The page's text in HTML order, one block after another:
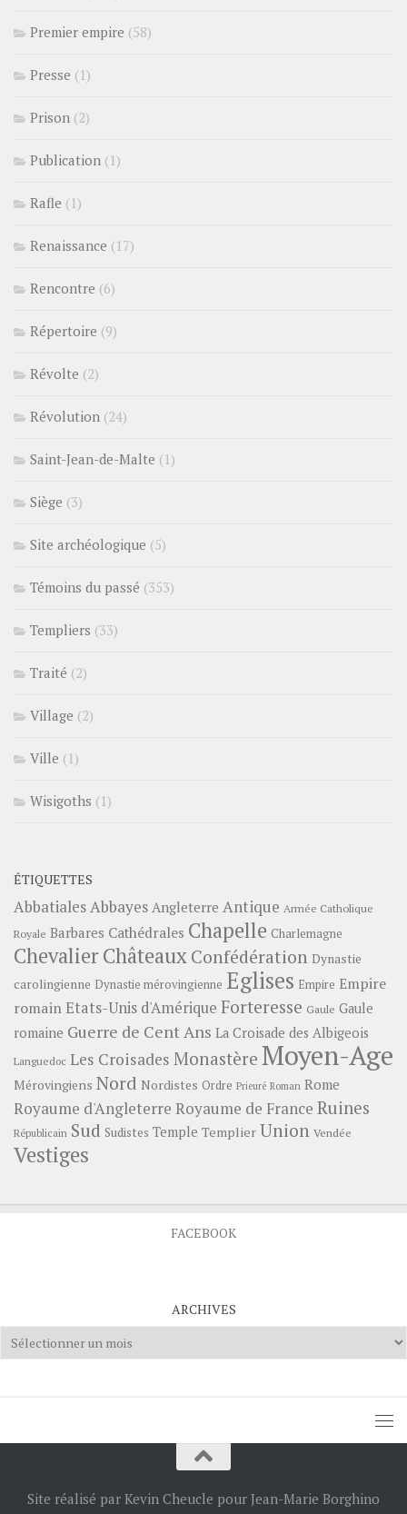
Premier empire (58)
Presse (1)
Prison (2)
Publication (1)
Rafle (1)
Renaissance (17)
Rencontre (6)
Répertoire (9)
Révolte (2)
Révolution (24)
Saint-Jean-de-Malte (1)
Siège (3)
Site archéologique (5)
Témoins du passé (353)
Templiers (33)
Traité (2)
Village (2)
Ville (1)
Wisigoths (1)
ÉTIQUETTES
AbbatialesAbbayes Angleterre Antique Armée Catholique
Royale Barbares Cathédrales Chapelle Charlemagne
ChevalierChâteauxConfédération Dynastie
carolingienne Dynastie mérovingienne Eglises Empire Empire
romainEtats-Unis d'Amérique Forteresse Gaule Gaule
romaine Guerre de Cent Ans La Croisade des Albigeois
Languedoc Les Croisades Monastère Moyen-Age
Mérovingiens Nord Nordistes Ordre Prieuré Roman Rome
Royaume d'Angleterre Royaume de France Ruines
Républicain Sud Sudistes Temple Templier Union Vendée
Vestiges
FACEBOOK
ARCHIVES
Archives
Site réalisé par Kevin Cheucle pour Jean-Marie Borghino